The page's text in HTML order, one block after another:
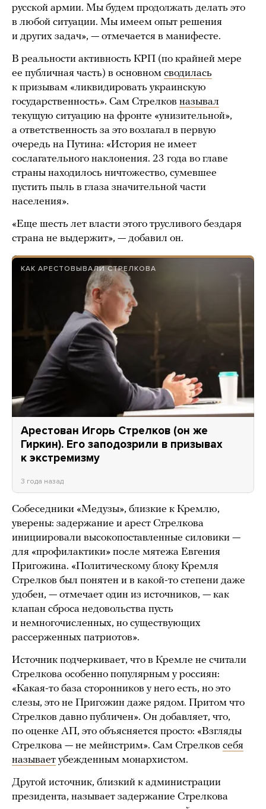
русской армии. Мы будем продолжать делать это
в любой ситуации. Мы имеем опыт решения
и других задач», — отмечается в манифесте.
В реальности активность КРП (по крайней мере
ее публичная часть) в основном сводилась
к призывам «ликвидировать украинскую
государственность». Сам Стрелков называл
текущую ситуацию на фронте «унизительной»,
а ответственность за это возлагал в первую
очередь на Путина: «История не имеет
сослагательного наклонения. 23 года во главе
страны находилось ничтожество, сумевшее
пустить пыль в глаза значительной части
населения».
«Еще шесть лет власти этого трусливого бездаря
страна не выдержит», — добавил он.
КАК АРЕСТОВЫВАЛИ СТРЕЛКОВА
Арестован Игорь Стрелков (он же
Гиркин). Его заподозрили в призывах
к экстремизму
3 года назад
Собеседники «Медузы», близкие к Кремлю,
уверены: задержание и арест Стрелкова
инициировали высокопоставленные силовики —
для «профилактики» после мятежа Евгения
Пригожина. «Политическому блоку Кремля
Стрелков был понятен и в какой-то степени даже
удобен, — отмечает один из источников, — как
клапан сброса недовольства пусть
и немногочисленных, но существующих
рассерженных патриотов».
Источник подчеркивает, что в Кремле не считали
Стрелкова особенно популярным у россиян:
«Какая-то база сторонников у него есть, но это
слезы, это не Пригожин даже рядом. Притом что
Стрелков давно публичен». Он добавляет, что,
по оценке АП, это объясняется просто: «Взгляды
Стрелкова — не мейнстрим». Сам Стрелков себя
называет убежденным монархистом.
Другой источник, близкий к администрации
президента, называет задержание Стрелкова